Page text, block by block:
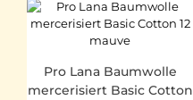
Pro Lana Baumwolle
mercerisiert Basic Cotton